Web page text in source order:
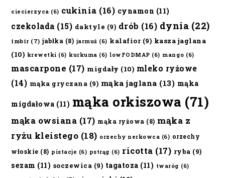
ciecierzyca (6) cukinia (16) cynamon (11)
czekolada (15) daktyle (9) drób (16) dynia (22)
imbir (7) jabłka (8) jarmuż (6) kalafior(9) kasza jaglana
(10) krewetki (6) kurkuma (6) lowFODMAP (6) mango (6)
mascarpone (17) migdały (10) mleko ryżowe
(14) mąka gryczana (9) mąka jaglana (13) mąka
migdałowa (11) mąka orkiszowa (71)
mąka owsiana (17) mąka ryżowa (8) mąka z
ryżu kleistego (18) orzechy nerkowca (6) orzechy
włoskie (8) pistacje (6) pstrąg (6) ricotta (17) ryba (9)
sezam (11) soczewica (9) tagatoza (11) twaróg (6)